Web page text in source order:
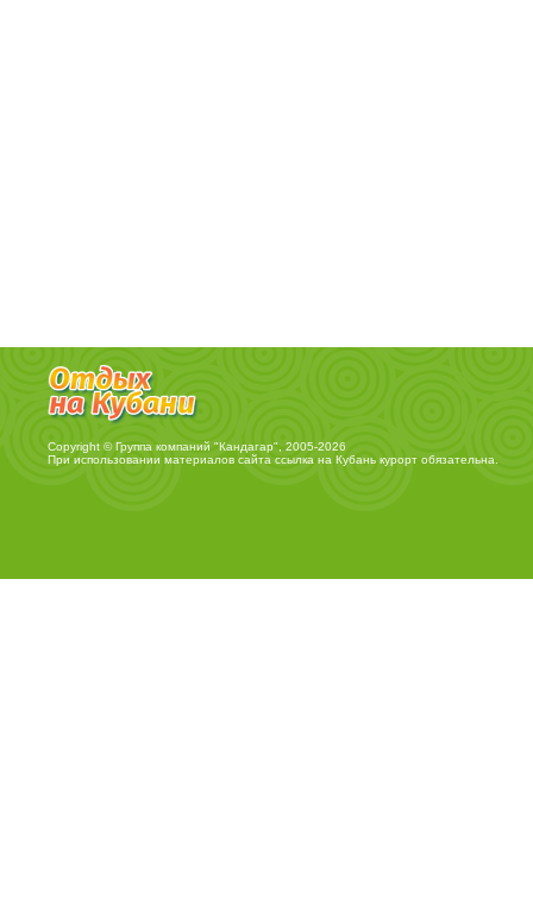
Copyright © Группа компаний "Кандагар", 2005-2026
При использовании материалов сайта ссылка на Кубань курортобязательна.